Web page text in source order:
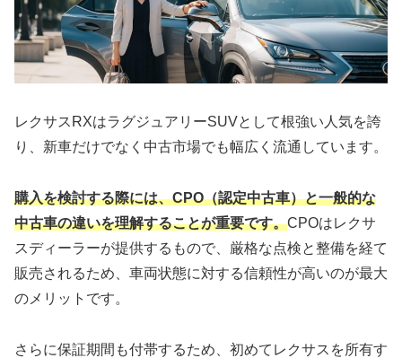
レクサスRXはラグジュアリーSUVとして根強い人気を誇
り、新車だけでなく中古市場でも幅広く流通しています。
購入を検討する際には、CPO（認定中古車）と一般的な
中古車の違いを理解することが重要です。CPOはレクサ
スディーラーが提供するもので、厳格な点検と整備を経て
販売されるため、車両状態に対する信頼性が高いのが最大
のメリットです。
さらに保証期間も付帯するため、初めてレクサスを所有す